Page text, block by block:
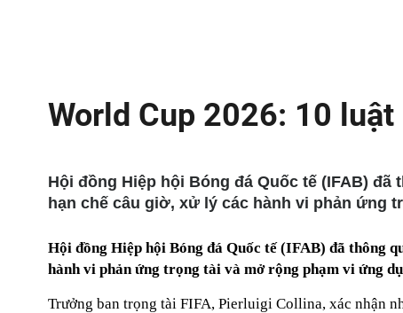
World Cup 2026: 10
Hội đồng Hiệp hội Bóng đá Quốc tế (IFAB)
hạn chế câu giờ, xử lý các hành vi phản ứng
Hội đồng Hiệp hội Bóng đá Quốc tế (IFAB) đã thông
hành vi phản ứng trọng tài và mở rộng phạm vi ứng
Trưởng ban trọng tài FIFA, Pierluigi Collina, xác nhận